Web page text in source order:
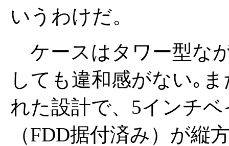
いうわけだ。
ケースはタワー型な
しても違和感がない｡
れた設計で、5インチ
（FDD据付済み）が縦